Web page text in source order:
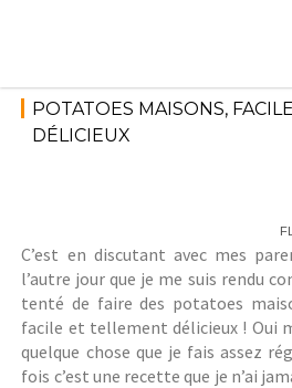
POTATOES MAISONS,
DÉLICIEUX
C’est en discutant avec mes
l’autre jour que je me suis rendu
tenté de faire des potatoes
facile et tellement délicieux ! Oui
quelque chose que je fais assez
fois c’est une recette que je n’ai